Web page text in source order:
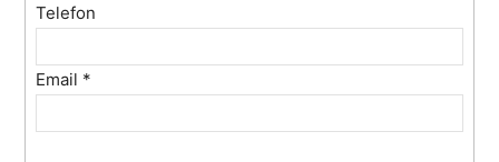
Telefon
Email *